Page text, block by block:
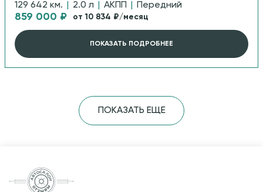
129 642 км.
2.0 л АКПП Передний
859 000 ₽ от 10 834 ₽/месяц
ПОКАЗАТЬ ПОДРОБНЕЕ
ПОКАЗАТЬ ЕЩЕ